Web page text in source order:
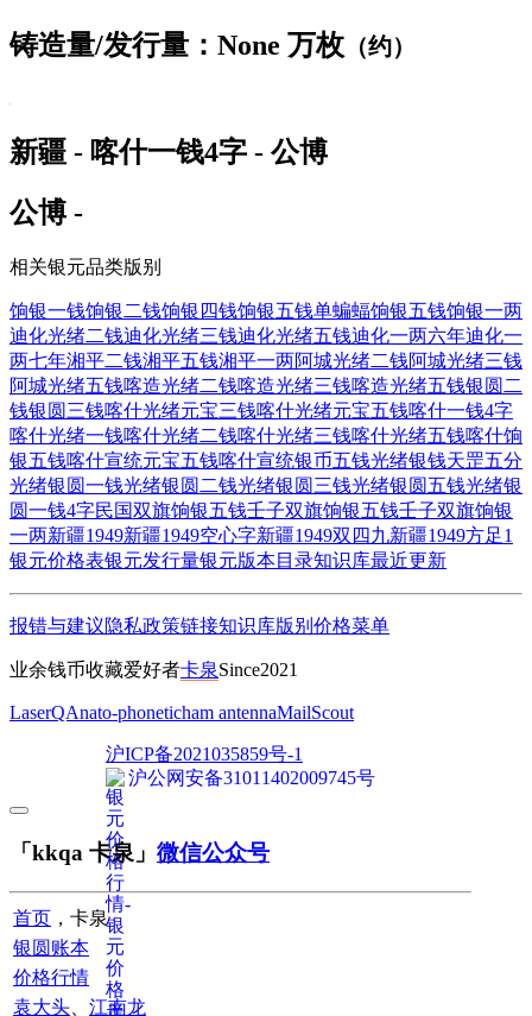
铸造量/发行量：None 万枚 （约）
新疆 - 喀什一钱4字 - 公博
公博 -
相关银元品类版别
饷银一钱饷银二钱饷银四钱饷银五钱单蝙蝠饷银五钱饷银一两
迪化光绪二钱迪化光绪三钱迪化光绪五钱迪化一两六年迪化一
两七年湘平二钱湘平五钱湘平一两阿城光绪二钱阿城光绪三钱
阿城光绪五钱喀造光绪二钱喀造光绪三钱喀造光绪五钱银圆二
钱银圆三钱喀什光绪元宝三钱喀什光绪元宝五钱喀什一钱4字
喀什光绪一钱喀什光绪二钱喀什光绪三钱喀什光绪五钱喀什饷
银五钱喀什宣统元宝五钱喀什宣统银币五钱光绪银钱天罡五分
光绪银圆一钱光绪银圆二钱光绪银圆三钱光绪银圆五钱光绪银
圆一钱4字民国双旗饷银五钱壬子双旗饷银五钱壬子双旗饷银
一两新疆1949新疆1949空心字新疆1949双四九新疆1949方足1
银元价格表银元发行量银元版本目录知识库最近更新
报错与建议隐私政策链接知识库版别 价格菜单
业余钱币收藏爱好者卡泉Since2021
LaserQAnato-phoneticham antennaMailScout
沪ICP备2021035859号-1
沪公网安备31011402009745号
「kkqa 卡泉」 微信公众号
首页 ，卡泉
银圆账本
价格行情
袁大头
江南龙